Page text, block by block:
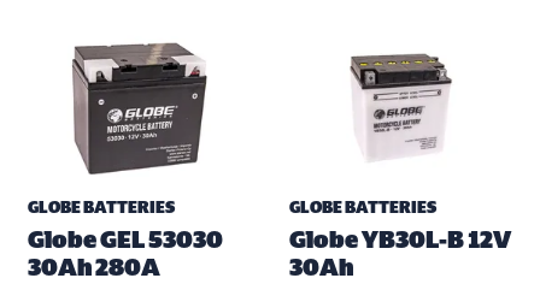
GLOBE BATTERIES
Globe GEL 53030
30Ah 280A
GLOBE BATTERIES
Globe YB30L-B 12V
30Ah